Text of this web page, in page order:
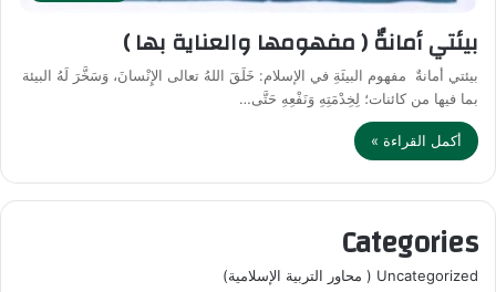
بيئتي أمانةٌ ( مفهومها والعناية بها )
بيئتي أمانةٌ مفهوم البيئَةِ في الإسلام: خَلَقَ اللهُ تعالى الإِنْسانَ، وَسَخَّرَ لَهُ البيئة
بما فيها من كائنات؛ لِخِدْمَتِهِ وَنَفْعِهِ حَتَّى…
أكمل القراءة »
Categories
Uncategorized ( محاور التربية الإسلامية)